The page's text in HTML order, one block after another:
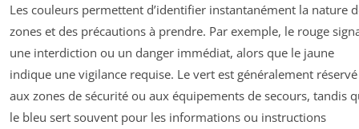
Les couleurs permettent d’identifier instantanément la nature
zones et des précautions à prendre. Par exemple, le rouge
une interdiction ou un danger immédiat, alors que le jaune
indique une vigilance requise. Le vert est généralement réservé
aux zones de sécurité ou aux équipements de secours, tandis
le bleu sert souvent pour les informations ou instructions